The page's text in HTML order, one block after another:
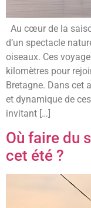
Au cœur de la
d’un spectacle
oiseaux. Ces
kilomètres pour
Bretagne. Dans cet
et dynamique de
invitant […]
Où faire du
cet été ?